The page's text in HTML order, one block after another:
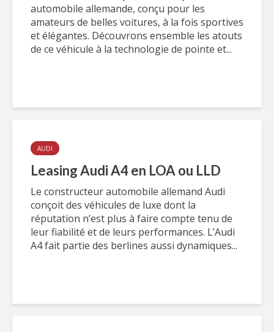
automobile allemande, conçu pour les
amateurs de belles voitures, à la fois sportives
et élégantes. Découvrons ensemble les atouts
de ce véhicule à la technologie de pointe et...
AUDI
Leasing Audi A4 en LOA ou LLD
Le constructeur automobile allemand Audi
conçoit des véhicules de luxe dont la
réputation n’est plus à faire compte tenu de
leur fiabilité et de leurs performances. L’Audi
A4 fait partie des berlines aussi dynamiques...